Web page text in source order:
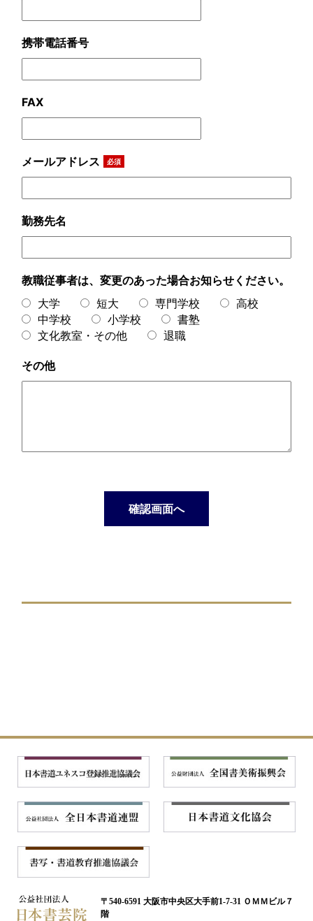
携帯電話番号
FAX
メールアドレス 必須
勤務先名
教職従事者は、変更のあった場合お知らせください。
大学
短大 専門学校
高校
中学校
小学校
書塾
文化教室・その他
退職
その他
〒540-6591 大阪市中央区大手前1-7-31 ＯＭＭビル７
階